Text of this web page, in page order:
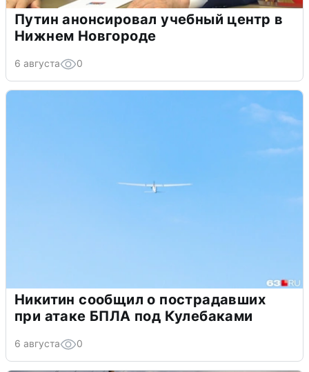
Путин анонсировал учебный центр в
Нижнем Новгороде
6 августа 0
Никитин сообщил о пострадавших
при атаке БПЛА под Кулебаками
6 августа 0